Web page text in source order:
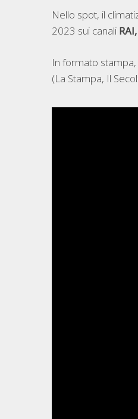
Nello spot, il
2023 sui canali
In formato
(La Stampa, Il